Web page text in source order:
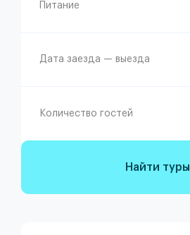
Питание
Дата заезда — выезда
Количество гостей
Найти туры